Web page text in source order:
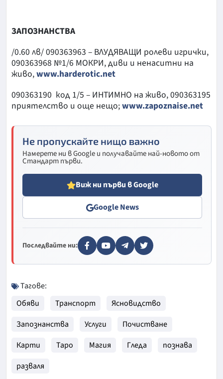
ЗАПОЗНАНСТВА
/0.60 лв/ 090363963 – ВЛУДЯВАЩИ ролеви игрички,
090363968 №1/6 МОКРИ, диви и ненаситни на
живо,www.harderotic.net
090363190 код 1/5 – ИНТИМНО на живо, 090363195
приятелство и още нещо;www.zapoznaise.net
Не пропускайте нищо важно
Намерете ни в Google и получавайте най-новото от
Стандарт първи.
Виж ни първи в Google
Google News
Последвайте ни:
Тагове:
Обяви
Транспорт
Ясновидство
Запознанства
Услуги
Почистване
Карти
Таро Магия Гледа
познава
разваля